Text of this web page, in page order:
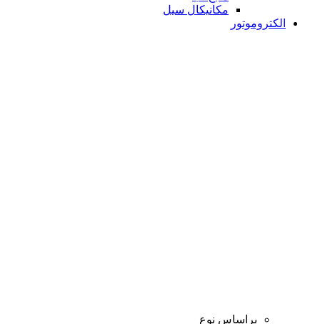
مکانیکال سیل
الکتروموتور
براساس نوع